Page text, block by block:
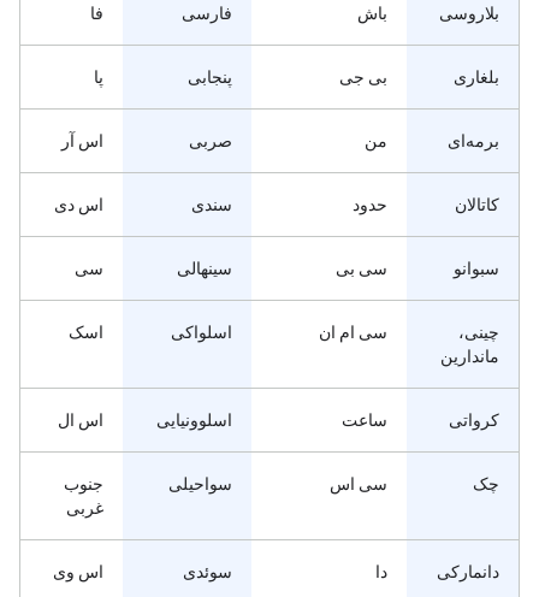
بلاروسی باش فارسی فا
بلغاری بی جی پنجابی پا
برمه‌ای من صربی اس آر
کاتالان حدود سندی اس دی
سبوانو سی بی سینهالی سی
چینی،
ماندارین
سی ام ان اسلواکی اسک
کرواتی ساعت اسلوونیایی اس ال
چک سی اس سواحیلی
جنوب
غربی
دانمارکی دا سوئدی اس وی